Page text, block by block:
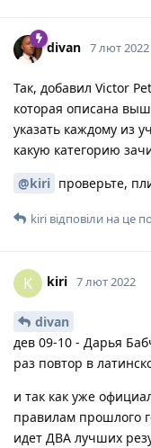
divan 7 лют 2022
Так, добавил Victor
которая описана
указать каждому из
какую категорию
@kiri проверьте,
kiri відповіли на це
K kiri 7 лют 2022
divan
дев 09-10 - Дарья
раз повтор в
и так как уже
правилам прошлого
идет ДВА лучших